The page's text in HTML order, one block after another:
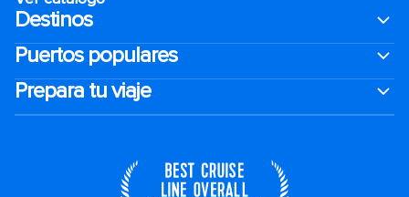
Destinos
Puertos populares
Prepara tu viaje